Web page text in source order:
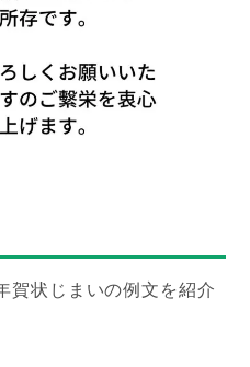
賀状じまいの例文を紹介